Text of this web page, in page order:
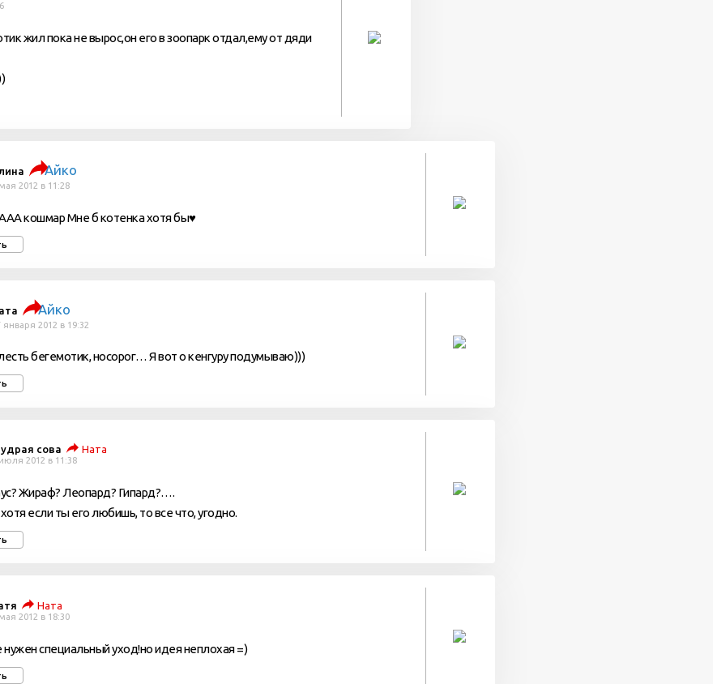
жил пока не вырос,он его в зоопарк отдал,ему от дяди
Айко
2012 в 11:28
кошмар Мне б котенка хотя бы♥
Айко
января 2012 в 19:32
бегемотик, носорог… Я вот о кенгуру подумываю)))
сова Ната
2012 в 11:38
Жираф? Леопард? Гипард?….
если ты его любишь, то все что, угодно.
Ната
2012 в 18:30
нужен специальный уход!но идея неплохая =)